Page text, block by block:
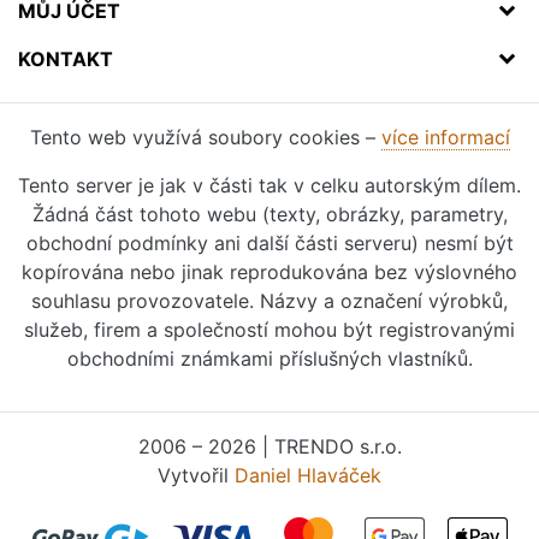
MŮJ ÚČET
KONTAKT
Tento web využívá soubory cookies – více informací
Tento server je jak v části tak v celku autorským dílem.
Žádná část tohoto webu (texty, obrázky, parametry,
obchodní podmínky ani další části serveru) nesmí být
kopírována nebo jinak reprodukována bez výslovného
souhlasu provozovatele. Názvy a označení výrobků,
služeb, firem a společností mohou být registrovanými
obchodními známkami příslušných vlastníků.
2006 – 2026 | TRENDO s.r.o.
Vytvořil Daniel Hlaváček